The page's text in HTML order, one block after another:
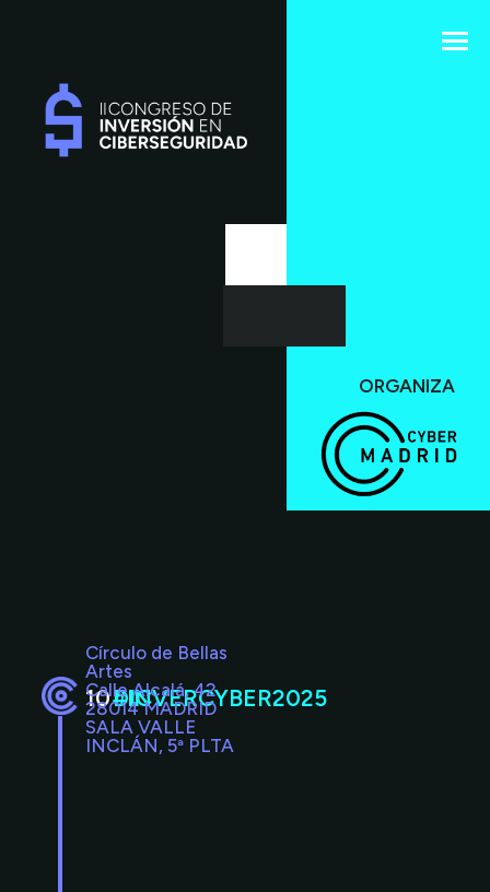
#INVERCYBER2025
DIC
10
Círculo de Bellas
Artes
Calle Alcalá, 42
28014 MADRID
SALA VALLE
INCLÁN, 5ª PLTA
ORGANIZA